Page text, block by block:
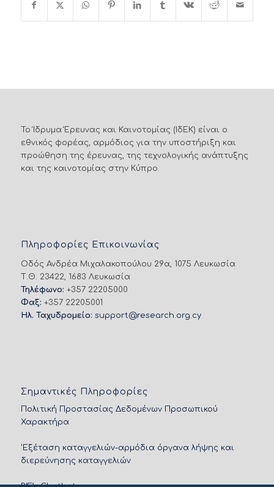
Το Ίδρυμα Έρευνας και Καινοτομίας (ΙδΕΚ) είναι ο
εθνικός φορέας, αρμόδιος για την υποστήριξη και
προώθηση της έρευνας, της τεχνολογικής ανάπτυξης
και της καινοτομίας στην Κύπρο.
Πληροφορίες Επικοινωνίας
Οδός Ανδρέα Μιχαλακοπούλου 29α, 1075 Λευκωσία
Τ.Θ. 23422, 1683 Λευκωσία
Τηλέφωνο: +357 22205000
Φαξ: +357 22205001
Ηλ. Ταχυδρομείο: support@research.org.cy
Σημαντικές Πληροφορίες
Πολιτική Προστασίας Δεδομένων Προσωπικού
Χαρακτήρα
'Εξέταση καταγγελιών-αρμόδια όργανα λήψης και
διερεύνησης καταγγελιών